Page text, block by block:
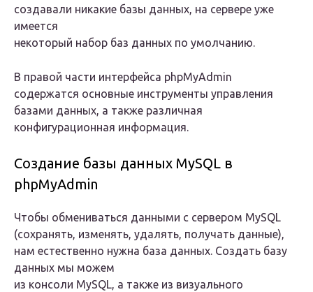
создавали никакие базы данных, на сервере уже
имеется
некоторый набор баз данных по умолчанию.
В правой части интерфейса phpMyAdmin
содержатся основные инструменты управления
базами данных, а также различная
конфигурационная информация.
Создание базы данных MySQL в
phpMyAdmin
Чтобы обмениваться данными с сервером MySQL
(сохранять, изменять, удалять, получать данные),
нам естественно нужна база данных. Создать базу
данных мы можем
из консоли MySQL, а также из визуального